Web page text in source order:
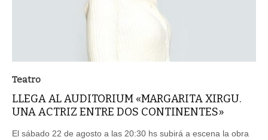
Teatro
LLEGA AL AUDITORIUM «MARGARITA XIRGU.
UNA ACTRIZ ENTRE DOS CONTINENTES»
El sábado 22 de agosto a las 20:30 hs subirá a escena la obra